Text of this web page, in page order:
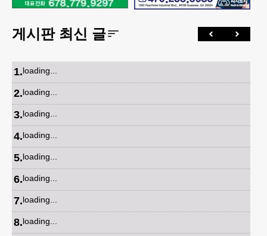
게시판 최신 글
1.loading...
2.loading...
3.loading...
4.loading...
5.loading...
6.loading...
7.loading...
8.loading...